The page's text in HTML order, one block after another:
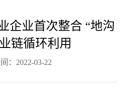
企业首次整合 “地沟
链循环利用
：2022-03-22